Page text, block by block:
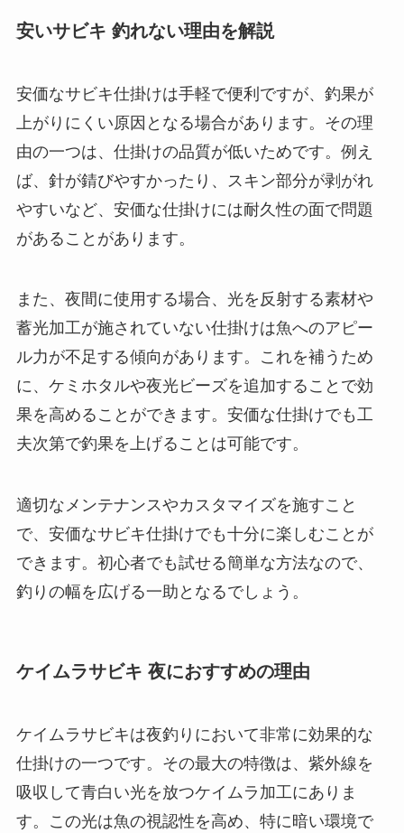
安いサビキ 釣れない理由を解説
安価なサビキ仕掛けは手軽で便利ですが、釣果が
上がりにくい原因となる場合があります。その理
由の一つは、仕掛けの品質が低いためです。例え
ば、針が錆びやすかったり、スキン部分が剥がれ
やすいなど、安価な仕掛けには耐久性の面で問題
があることがあります。
また、夜間に使用する場合、光を反射する素材や
蓄光加工が施されていない仕掛けは魚へのアピー
ル力が不足する傾向があります。これを補うため
に、ケミホタルや夜光ビーズを追加することで効
果を高めることができます。安価な仕掛けでも工
夫次第で釣果を上げることは可能です。
適切なメンテナンスやカスタマイズを施すこと
で、安価なサビキ仕掛けでも十分に楽しむことが
できます。初心者でも試せる簡単な方法なので、
釣りの幅を広げる一助となるでしょう。
ケイムラサビキ 夜におすすめの理由
ケイムラサビキは夜釣りにおいて非常に効果的な
仕掛けの一つです。その最大の特徴は、紫外線を
吸収して青白い光を放つケイムラ加工にありま
す。この光は魚の視認性を高め、特に暗い環境で